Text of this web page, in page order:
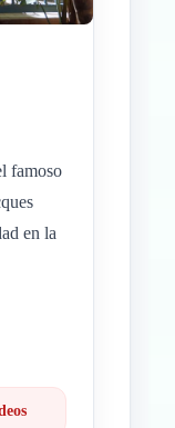
famoso
en la